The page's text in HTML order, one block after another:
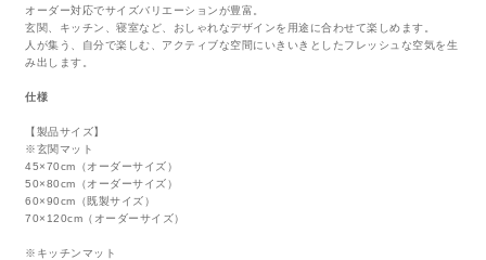
オーダー対応でサイズバリエーションが豊富。
玄関、キッチン、寝室など、おしゃれなデザインを用途に合わせて楽しめます。
人が集う、自分で楽しむ、アクティブな空間にいきいきとしたフレッシュな空気を生
み出します。
仕様
【製品サイズ】
※玄関マット
45×70cm（オーダーサイズ）
50×80cm（オーダーサイズ）
60×90cm（既製サイズ）
70×120cm（オーダーサイズ）
※キッチンマット